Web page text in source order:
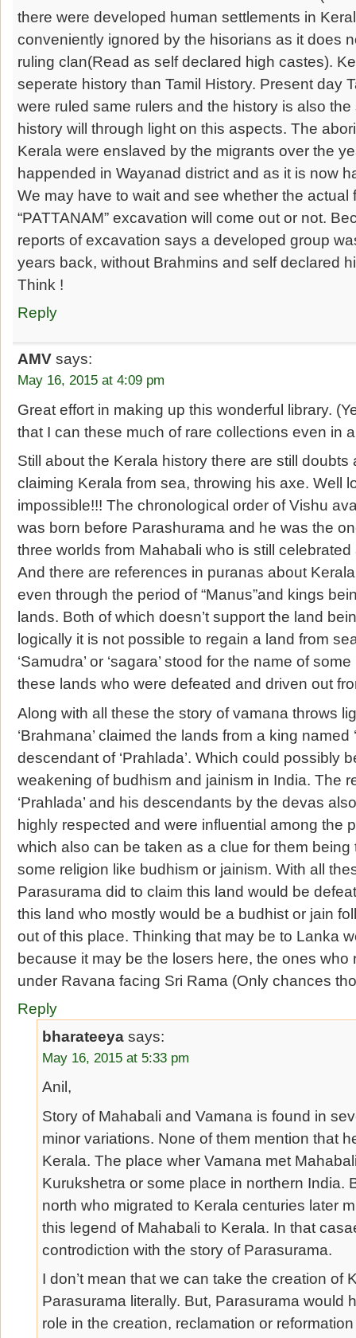
there were developed human settlements in
conveniently ignored by the hisorians as it does
ruling clan(Read as self declared high castes).
seperate history than Tamil History. Present day
were ruled same rulers and the history is also
history will through light on this aspects. The
Kerala were enslaved by the migrants over the
happended in Wayanad district and as it is now
We may have to wait and see whether the actual
“PATTANAM” excavation will come out or not.
reports of excavation says a developed group
years back, without Brahmins and self declared
Think !
Reply
AMV says:
May 16, 2015 at 4:09 pm
Great effort in making up this wonderful library.
that I can these much of rare collections even in
Still about the Kerala history there are still
claiming Kerala from sea, throwing his axe. Well
impossible!!! The chronological order of Vishu
was born before Parashurama and he was the
three worlds from Mahabali who is still
And there are references in puranas about
even through the period of “Manus”and kings
lands. Both of which doesn’t support the land
logically it is not possible to regain a land from
‘Samudra’ or ‘sagara’ stood for the name of
these lands who were defeated and driven out
Along with all these the story of vamana throws
‘Brahmana’ claimed the lands from a king named
descendant of ‘Prahlada’. Which could possibly
weakening of budhism and jainism in India. The
‘Prahlada’ and his descendants by the devas
highly respected and were influential among the
which also can be taken as a clue for them
some religion like budhism or jainism. With all
Parasurama did to claim this land would be
this land who mostly would be a budhist or jain
out of this place. Thinking that may be to Lanka
because it may be the losers here, the ones who
under Ravana facing Sri Rama (Only chances
Reply
bharateeya says:
May 16, 2015 at 5:33 pm
Anil,
Story of Mahabali and Vamana is found in
minor variations. None of them mention that
Kerala. The place wher Vamana met
Kurukshetra or some place in northern India.
north who migrated to Kerala centuries later
this legend of Mahabali to Kerala. In that
controdiction with the story of Parasurama.
I don’t mean that we can take the creation of
Parasurama literally. But, Parasurama would
role in the creation, reclamation or